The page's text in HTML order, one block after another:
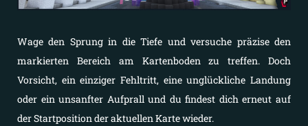
Wage den Sprung in die Tiefe und versuche präzise den
markierten Bereich am Kartenboden zu treffen. Doch
Vorsicht, ein einziger Fehltritt, eine unglückliche Landung
oder ein unsanfter Aufprall und du findest dich erneut auf
der Startposition der aktuellen Karte wieder.